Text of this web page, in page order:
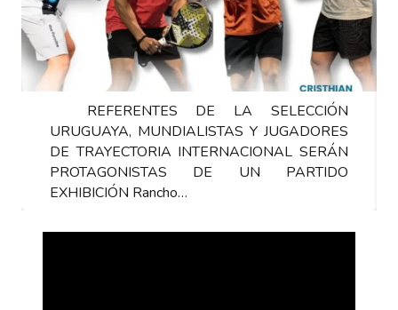
REFERENTES DE LA SELECCIÓN
URUGUAYA, MUNDIALISTAS Y JUGADORES
DE TRAYECTORIA INTERNACIONAL SERÁN
PROTAGONISTAS DE UN PARTIDO
EXHIBICIÓN Rancho…